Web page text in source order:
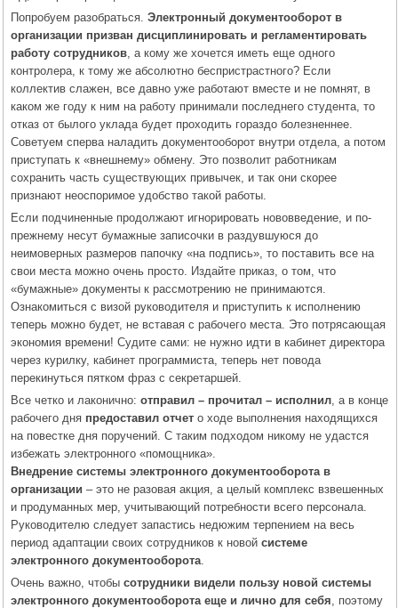
Попробуем разобраться. Электронный документооборот в
организации призван дисциплинировать и регламентировать
работу сотрудников , а кому же хочется иметь еще одного
контролера, к тому же абсолютно беспристрастного? Если
коллектив слажен, все давно уже работают вместе и не помнят, в
каком же году к ним на работу принимали последнего студента, то
отказ от былого уклада будет проходить гораздо болезненнее.
Советуем сперва наладить документооборот внутри отдела, а потом
приступать к «внешнему» обмену. Это позволит работникам
сохранить часть существующих привычек, и так они скорее
признают неоспоримое удобство такой работы.
Если подчиненные продолжают игнорировать нововведение, и по-
прежнему несут бумажные записочки в раздувшуюся до
неимоверных размеров папочку «на подпись», то поставить все на
свои места можно очень просто. Издайте приказ, о том, что
«бумажные» документы к рассмотрению не принимаются.
Ознакомиться с визой руководителя и приступить к исполнению
теперь можно будет, не вставая с рабочего места. Это потрясающая
экономия времени! Судите сами: не нужно идти в кабинет директора
через курилку, кабинет программиста, теперь нет повода
перекинуться пятком фраз с секретаршей.
Все четко и лаконично: отправил – прочитал – исполнил , а в конце
рабочего дня предоставил отчет о ходе выполнения находящихся
на повестке дня поручений. С таким подходом никому не удастся
избежать электронного «помощника».
Внедрение системы электронного документооборота в
организации – это не разовая акция, а целый комплекс взвешенных
и продуманных мер, учитывающий потребности всего персонала.
Руководителю следует запастись недюжим терпением на весь
период адаптации своих сотрудников к новой системе
электронного документооборота
Очень важно, чтобы сотрудники видели пользу новой системы
электронного документооборота еще и лично для себя , поэтому